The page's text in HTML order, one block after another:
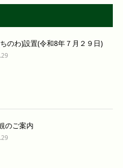
のわ)設置(令和8年７月２９日)
のご案内